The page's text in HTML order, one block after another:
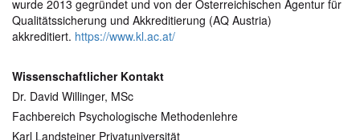
wurde 2013 gegründet und von der Österreichischen Agentur für
Qualitätssicherung und Akkreditierung (AQ Austria)
akkreditiert. https://www.kl.ac.at/
Wissenschaftlicher Kontakt
Dr. David Willinger, MSc
Fachbereich Psychologische Methodenlehre
Karl Landsteiner Privatuniversität